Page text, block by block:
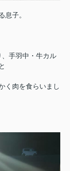
息子。
手羽中・牛カル
く肉を食らいまし